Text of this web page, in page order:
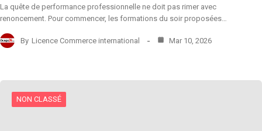
La quête de performance professionnelle ne doit pas rimer avec
renoncement. Pour commencer, les formations du soir proposées…
By Licence Commerce international Mar 10, 2026
NON CLASSÉ